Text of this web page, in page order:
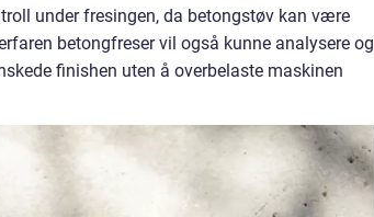
under fresingen, da betongstøv kan være
betongfreser vil også kunne analysere og
finishen uten å overbelaste maskinen